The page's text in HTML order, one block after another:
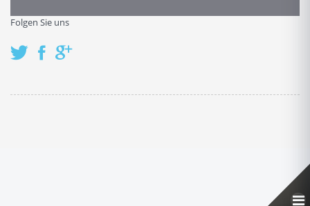
Folgen Sie uns